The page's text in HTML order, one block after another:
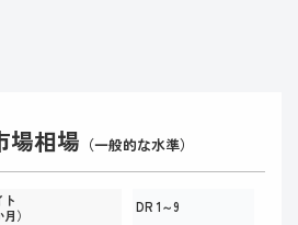
場相場 （一般的な水準）
）
DR 1～9